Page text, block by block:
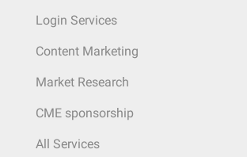
Login Services
Content Marketing
Market Research
CME sponsorship
All Services